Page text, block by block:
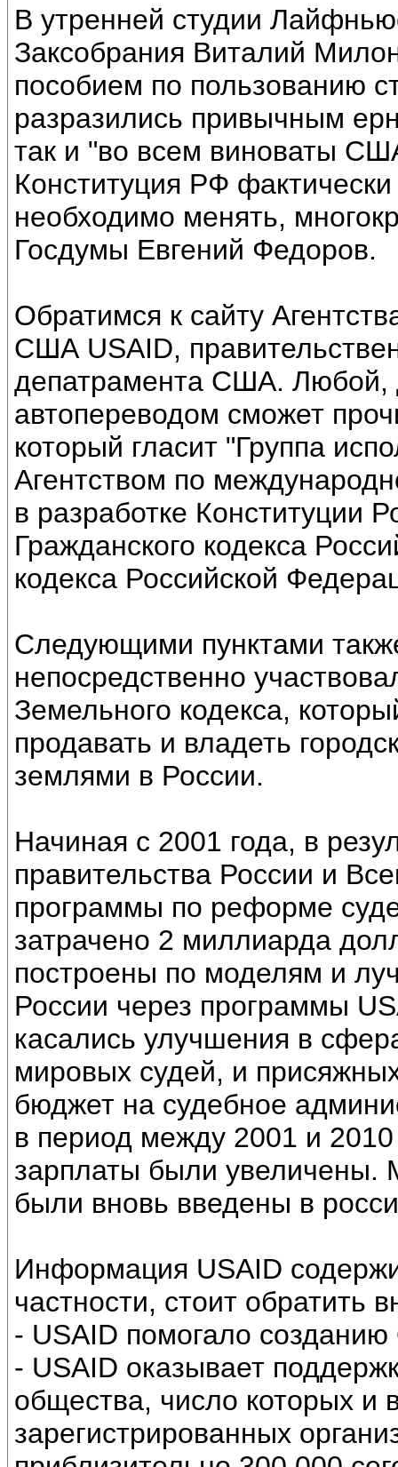
В утренней студии
Заксобрания Виталий
пособием по пользованию
разразились привычным
так и "во всем виноваты
Конституция РФ
необходимо менять,
Госдумы Евгений Федоров.
Обратимся к сайту
США USAID,
депатрамента США. Любой,
автопереводом сможет
который гласит "Группа
Агентством по
в разработке Конституции
Гражданского кодекса
кодекса Российской
Следующими пунктами
непосредственно
Земельного кодекса,
продавать и владеть
землями в России.
Начиная с 2001 года, в
правительства России и
программы по реформе
затрачено 2 миллиарда
построены по моделям и
России через программы
касались улучшения в
мировых судей, и
бюджет на судебное
в период между 2001 и
зарплаты были увеличены.
были вновь введены в
Информация USAID
частности, стоит обратить
- USAID помогало созданию
- USAID оказывает
общества, число которых и
зарегистрированных